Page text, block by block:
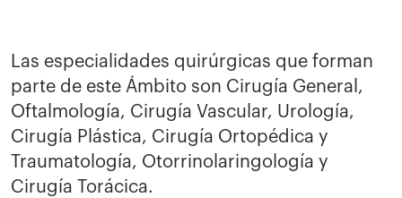
Las especialidades quirúrgicas que forman
parte de este Ámbito son Cirugía General,
Oftalmología, Cirugía Vascular, Urología,
Cirugía Plástica, Cirugía Ortopédica y
Traumatología, Otorrinolaringología y
Cirugía Torácica.